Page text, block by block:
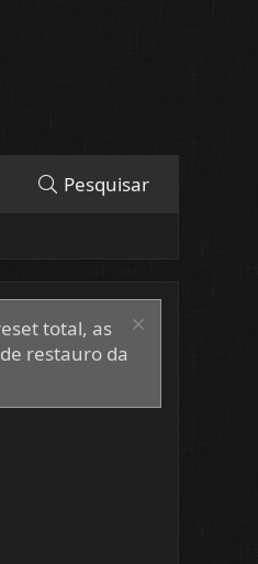
Pesquisar
total, as
restauro da